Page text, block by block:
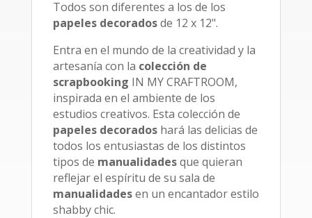
Todos son diferentes a los de los
papeles decoradosde 12 x 12".
Entra en el mundo de la creatividad y la
artesanía con la colección de
scrapbooking IN MY CRAFTROOM,
inspirada en el ambiente de los
estudios creativos. Esta colección de
papeles decoradoshará las delicias de
todos los entusiastas de los distintos
tipos de manualidadesque quieran
reflejar el espíritu de su sala de
manualidadesen un encantador estilo
shabby chic.